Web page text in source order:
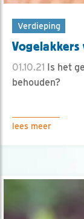
Verdieping
01.10.21 Is het
behouden?
lees meer